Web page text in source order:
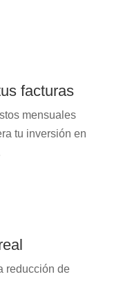
facturas
mensuales
tu inversión en
reducción de